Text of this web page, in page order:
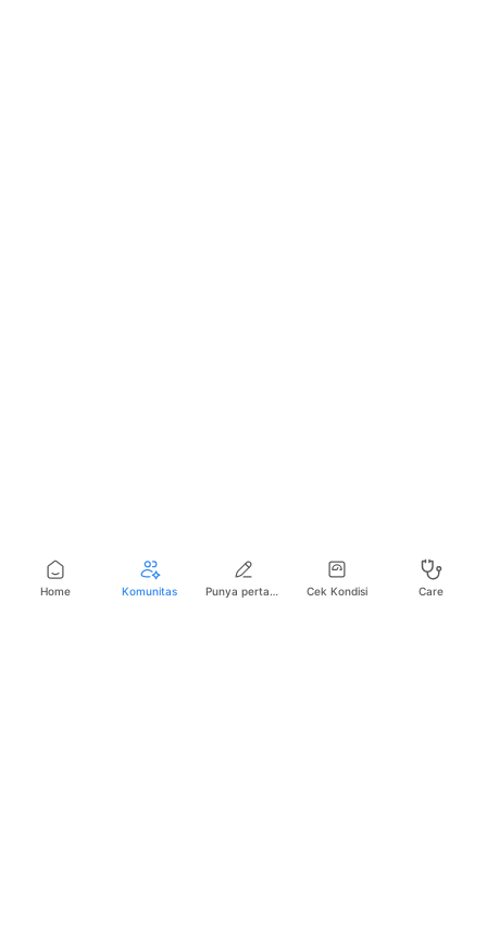
Home Komunitas Punya pertanyaan seputar kesehatan? Cek Kondisi Care